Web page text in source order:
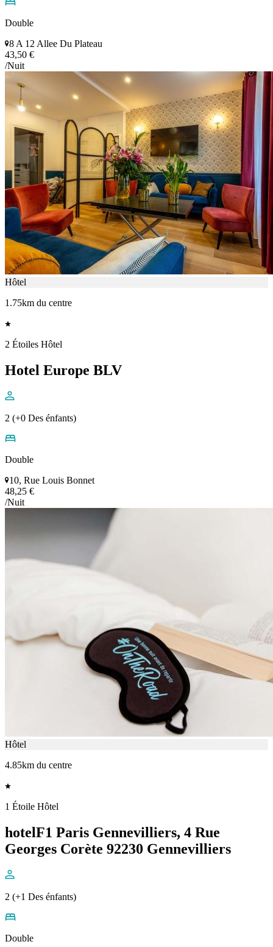
Double
8 A 12 Allee Du Plateau
43,50 €
/Nuit
Hôtel
1.75km du centre
2 Étoiles Hôtel
Hotel Europe BLV
2 (+0 Des énfants)
Double
10, Rue Louis Bonnet
48,25 €
/Nuit
Hôtel
4.85km du centre
1 Étoile Hôtel
hotelF1 Paris Gennevilliers, 4 Rue
Georges Corète 92230 Gennevilliers
2 (+1 Des énfants)
Double